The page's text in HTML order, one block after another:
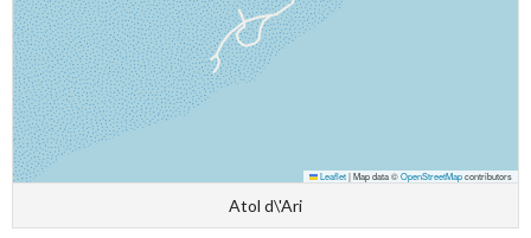
Leaflet|Map data ©OpenStreetMapcontributors
Atol d\'Ari